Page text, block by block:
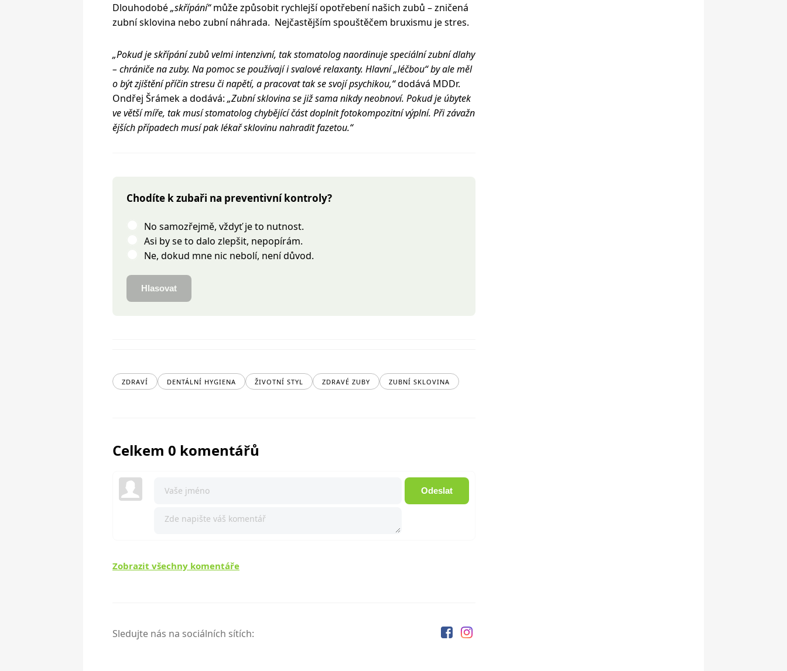
Dlouhodobé„skřípání“může způsobit rychlejší opotřebení našich zubů – zničená
zubní sklovina nebo zubní náhrada. Nejčastějším spouštěčem bruxismu je stres.
„Pokud je skřípání zubů velmi intenzivní, tak stomatolog naordinuje speciální zubní dlahy
– chrániče na zuby. Na pomoc se používají i svalové relaxanty. Hlavní „léčbou“ by ale měl
o být zjištění příčin stresu či napětí, a pracovat tak se svojí psychikou,“dodává MDDr.
Ondřej Šrámek a dodává: „Zubní sklovina se již sama nikdy neobnoví. Pokud je úbytek
ve větší míře, tak musí stomatolog chybějící část doplnit fotokompozitní výplní. Při závažn
ějších případech musí pak lékař sklovinu nahradit fazetou.“
Chodíte k zubaři na preventivní kontroly?
No samozřejmě, vždyť je to nutnost.
Asi by se to dalo zlepšit, nepopírám.
Ne, dokud mne nic nebolí, není důvod.
Hlasovat
ZDRAVÍ DENTÁLNÍ HYGIENA ŽIVOTNÍ STYL ZDRAVÉ ZUBY ZUBNÍ SKLOVINA
Celkem 0 komentářů
Odeslat
Zobrazit všechny komentáře
Sledujte nás na sociálních sítích: